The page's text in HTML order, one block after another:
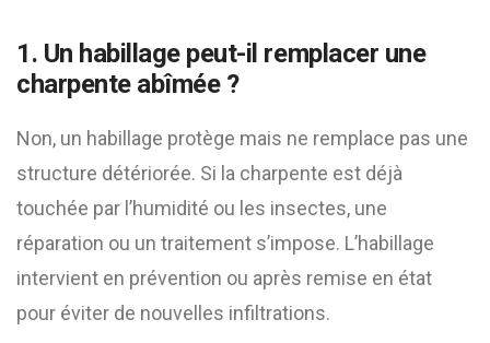
1. Un habillage peut-il remplacer une
charpente abîmée ?
Non, un habillage protège mais ne remplace pas une
structure détériorée. Si la charpente est déjà
touchée par l’humidité ou les insectes, une
réparation ou un traitement s’impose. L’habillage
intervient en prévention ou après remise en état
pour éviter de nouvelles infiltrations.